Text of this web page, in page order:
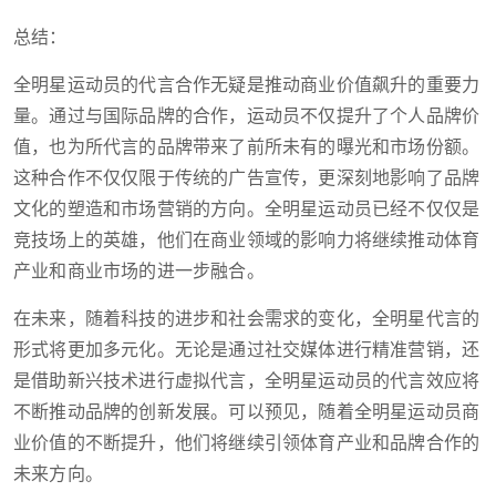
总结：
全明星运动员的代言合作无疑是推动商业价值飙升的重要力
量。通过与国际品牌的合作，运动员不仅提升了个人品牌价
值，也为所代言的品牌带来了前所未有的曝光和市场份额。
这种合作不仅仅限于传统的广告宣传，更深刻地影响了品牌
文化的塑造和市场营销的方向。全明星运动员已经不仅仅是
竞技场上的英雄，他们在商业领域的影响力将继续推动体育
产业和商业市场的进一步融合。
在未来，随着科技的进步和社会需求的变化，全明星代言的
形式将更加多元化。无论是通过社交媒体进行精准营销，还
是借助新兴技术进行虚拟代言，全明星运动员的代言效应将
不断推动品牌的创新发展。可以预见，随着全明星运动员商
业价值的不断提升，他们将继续引领体育产业和品牌合作的
未来方向。